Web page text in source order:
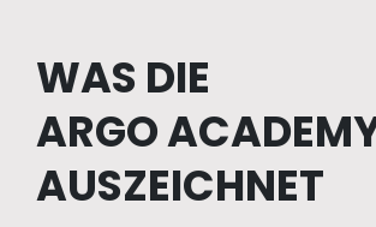
WAS DIE
ARGO
AUSZEICHNET